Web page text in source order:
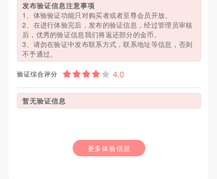
发布验证信息注意事项
1、体验验证功能只对购买者或者至尊会员开放。
2、在进行体验完后，发布的验证信息，经过管理员审核
后，优秀的验证信息我们将返还部分的金币。
3、请勿在验证中发布联系方式，联系地址等信息，否则
不予通过。
验证综合评分
暂无验证信息
更多体验信息